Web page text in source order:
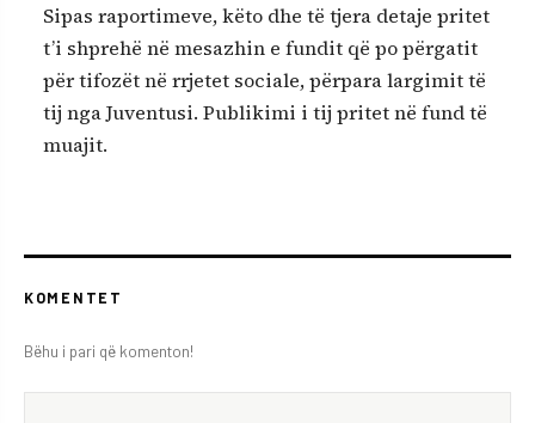
Sipas raportimeve, këto dhe të tjera detaje pritet
t’i shprehë në mesazhin e fundit që po përgatit
për tifozët në rrjetet sociale, përpara largimit të
tij nga Juventusi. Publikimi i tij pritet në fund të
muajit.
KOMENTET
Bëhu i pari që komenton!